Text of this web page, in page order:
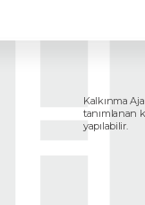
Kalkınma
tanımlanan
yapılabilir.